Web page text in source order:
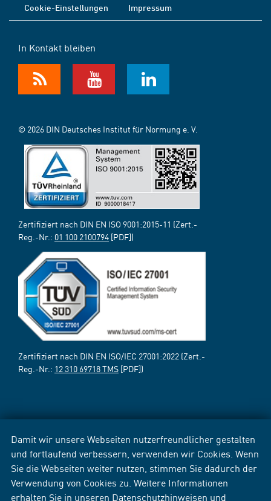
Damit wir unsere Webseiten nutzerfreundlicher gestalten
und fortlaufend verbessern, verwenden wir Cookies. Wenn
Sie die Webseiten weiter nutzen, stimmen Sie dadurch der
Verwendung von Cookies zu. Weitere Informationen
erhalten Sie in unseren Datenschutzhinweisen und
Cookie-Einstellungen
Impressum
In Kontakt bleiben
© 2026 DIN Deutsches Institut für Normung e. V.
Zertifiziert nach DIN EN ISO 9001:2015-11 (Zert.-
Reg.-Nr.: 01 100 2100794 [PDF])
Zertifiziert nach DIN EN ISO/IEC 27001:2022 (Zert.-
Reg.-Nr.: 12 310 69718 TMS [PDF])